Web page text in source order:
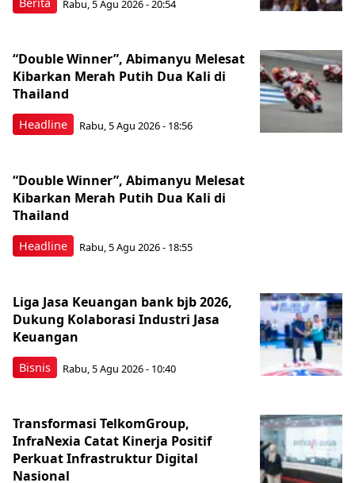
Berita Rabu, 5 Agu 2026 - 20:54
Headline
“Double Winner”, Abimanyu Melesat
Kibarkan Merah Putih Dua Kali di
Thailand
Rabu, 5 Agu 2026 - 18:56
Headline
“Double Winner”, Abimanyu Melesat
Kibarkan Merah Putih Dua Kali di
Thailand
Rabu, 5 Agu 2026 - 18:55
Bisnis
Liga Jasa Keuangan bank bjb 2026,
Dukung Kolaborasi Industri Jasa
Keuangan
Rabu, 5 Agu 2026 - 10:40
Transformasi TelkomGroup,
InfraNexia Catat Kinerja Positif
Perkuat Infrastruktur Digital
Nasional